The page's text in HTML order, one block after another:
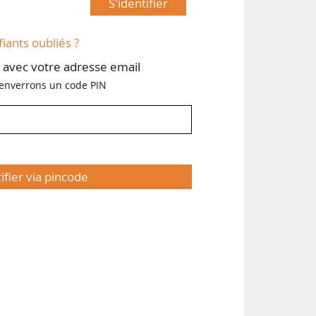
oubliés ?
votre adresse email
un code PIN
via pincode